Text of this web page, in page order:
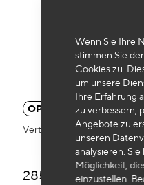
Wenn Sie Ihre
stimmen Sie
Cookies zu.
um unsere
Ihre Erfahrung
zu verbessern,
Angebote zu
unseren
analysieren. Sie
Möglichkeit,
einzustellen.
OP 1213
Vertikale Schleifmaschine
285